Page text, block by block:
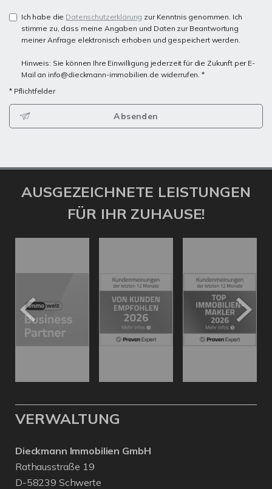
Ich habe die Datenschutzerklärung zur Kenntnis genommen. Ich
stimme zu, dass meine Angaben und Daten zur Beantwortung
meiner Anfrage elektronisch erhoben und gespeichert werden.
Hinweis: Sie können Ihre Einwilligung jederzeit für die Zukunft per E-
Mail an info@dieckmann-immobilien.de widerrufen. *
* Pflichtfelder
Absenden
AUSGEZEICHNETE LEISTUNGEN
FÜR IHR ZUHAUSE!
VERWALTUNG
Dieckmann Immobilien GmbH
Rathausstraße 19
D-58239 Schwerte